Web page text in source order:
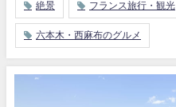
絶景 フランス旅行・観光
六本木・西麻布のグルメ